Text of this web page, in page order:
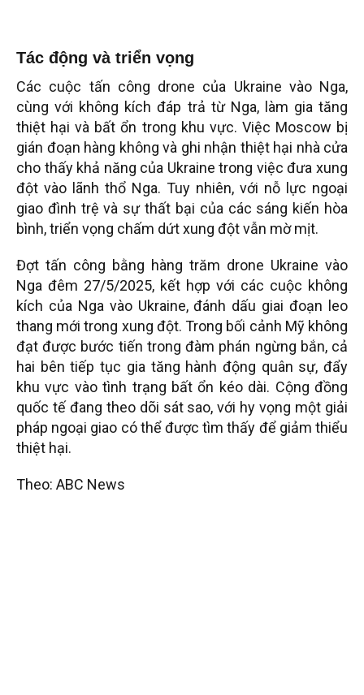
Tác động và triển vọng
Các cuộc tấn công drone của Ukraine vào Nga,
cùng với không kích đáp trả từ Nga, làm gia tăng
thiệt hại và bất ổn trong khu vực. Việc Moscow bị
gián đoạn hàng không và ghi nhận thiệt hại nhà cửa
cho thấy khả năng của Ukraine trong việc đưa xung
đột vào lãnh thổ Nga. Tuy nhiên, với nỗ lực ngoại
giao đình trệ và sự thất bại của các sáng kiến hòa
bình, triển vọng chấm dứt xung đột vẫn mờ mịt.
Đợt tấn công bằng hàng trăm drone Ukraine vào
Nga đêm 27/5/2025, kết hợp với các cuộc không
kích của Nga vào Ukraine, đánh dấu giai đoạn leo
thang mới trong xung đột. Trong bối cảnh Mỹ không
đạt được bước tiến trong đàm phán ngừng bắn, cả
hai bên tiếp tục gia tăng hành động quân sự, đẩy
khu vực vào tình trạng bất ổn kéo dài. Cộng đồng
quốc tế đang theo dõi sát sao, với hy vọng một giải
pháp ngoại giao có thể được tìm thấy để giảm thiểu
thiệt hại.
Theo: ABC News